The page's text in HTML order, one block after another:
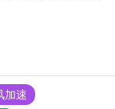
加速